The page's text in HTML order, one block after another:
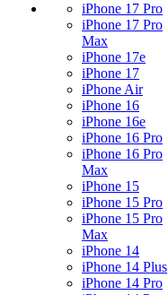
iPhone 17 Pro
iPhone 17 Pro
Max
iPhone 17e
iPhone 17
iPhone Air
iPhone 16
iPhone 16e
iPhone 16 Pro
iPhone 16 Pro
Max
iPhone 15
iPhone 15 Pro
iPhone 15 Pro
Max
iPhone 14
iPhone 14 Plus
iPhone 14 Pro